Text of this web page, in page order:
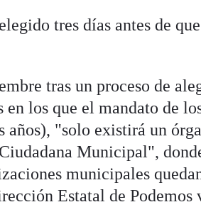
tres días antes de
tras un proceso de
los que el mandato de
años), "solo existirá un
Municipal",
municipales
Estatal de